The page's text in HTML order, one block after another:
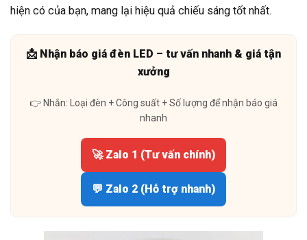
hiện có của bạn, mang lại hiệu quả chiếu sáng tốt nhất.
📩 Nhận báo giá đèn LED – tư vấn nhanh & giá tận
xưởng
👉 Nhắn: Loại đèn + Công suất + Số lượng để nhận báo giá
nhanh
🚀 Zalo 1 (Tư vấn chính)
💬 Zalo 2 (Hỗ trợ nhanh)